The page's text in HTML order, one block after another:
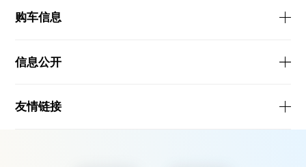
购车信息
信息公开
友情链接